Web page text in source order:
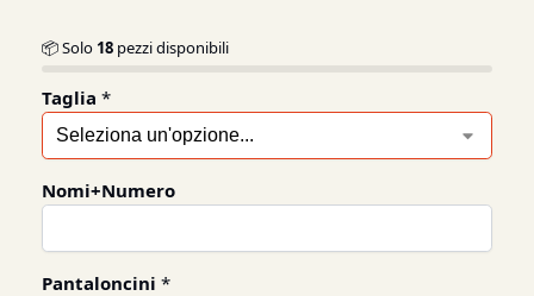
📦 Solo 18 pezzi disponibili
Taglia *
Nomi+Numero
Pantaloncini *